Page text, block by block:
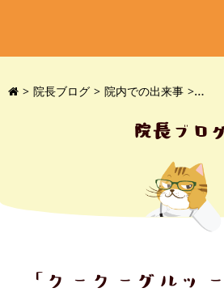
院長ブログ 院内での出来事 「ク
院長ブロ
「クークーグルッ